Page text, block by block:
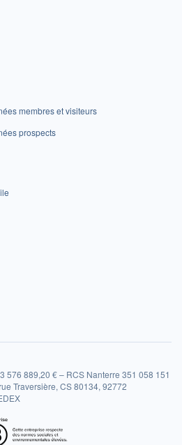
membres et visiteurs
prospects
576 889,20 € – RCS Nanterre 351 058 151
Traversière, CS 80134, 92772